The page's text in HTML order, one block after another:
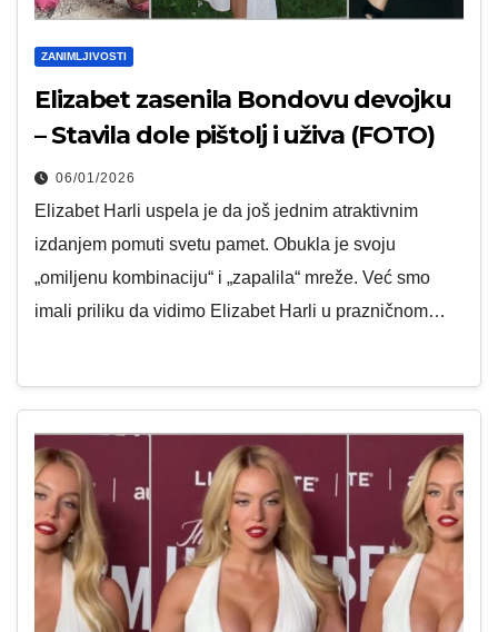
ZANIMLJIVOSTI
Elizabet zasenila Bondovu devojku
– Stavila dole pištolj i uživa (FOTO)
06/01/2026
Elizabet Harli uspela je da još jednim atraktivnim
izdanjem pomuti svetu pamet. Obukla je svoju
„omiljenu kombinaciju“ i „zapalila“ mreže. Već smo
imali priliku da vidimo Elizabet Harli u prazničnom…